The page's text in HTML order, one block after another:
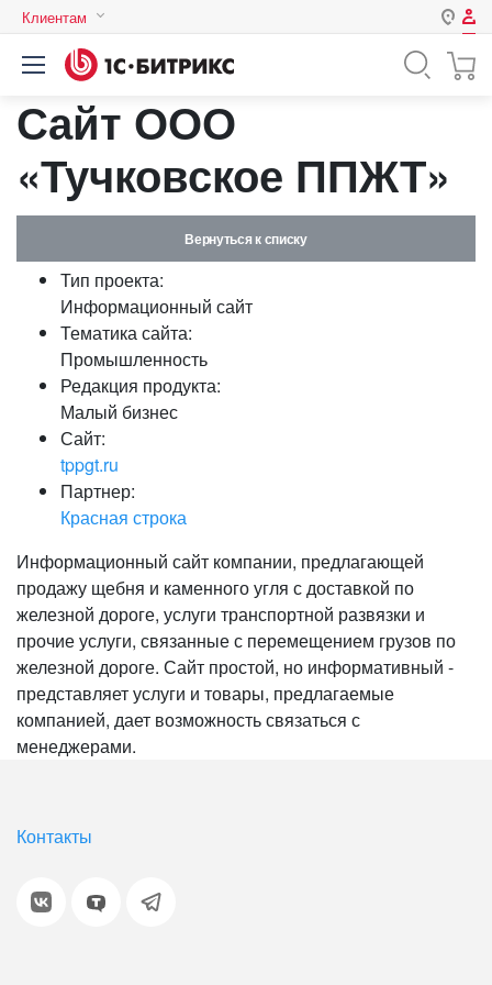
Клиентам
Авторизация
Нет аккаунта?
Логин
Пароль
Запомнить меня на этом
Забыли свой пароль?
Сайт ООО
«Тучковское ППЖТ»
Вернуться к списку
Тип проекта:
Информационный сайт
Тематика сайта:
Промышленность
Редакция продукта:
Малый бизнес
Сайт:
tppgt.ru
Партнер:
Красная строка
Информационный сайт компании, предлагающей
продажу щебня и каменного угля с доставкой по
железной дороге, услуги транспортной развязки и
прочие услуги, связанные с перемещением грузов по
железной дороге. Сайт простой, но информативный -
представляет услуги и товары, предлагаемые
компанией, дает возможность связаться с
менеджерами.
Контакты